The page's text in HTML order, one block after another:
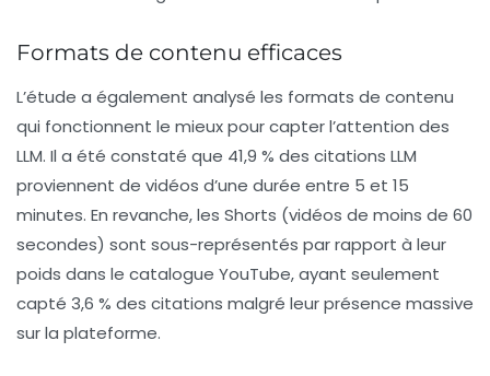
Formats de contenu efficaces
L’étude a également analysé les formats de contenu
qui fonctionnent le mieux pour capter l’attention des
LLM. Il a été constaté que 41,9 % des citations LLM
proviennent de vidéos d’une durée entre 5 et 15
minutes. En revanche, les Shorts (vidéos de moins de 60
secondes) sont sous-représentés par rapport à leur
poids dans le catalogue YouTube, ayant seulement
capté 3,6 % des citations malgré leur présence massive
sur la plateforme.